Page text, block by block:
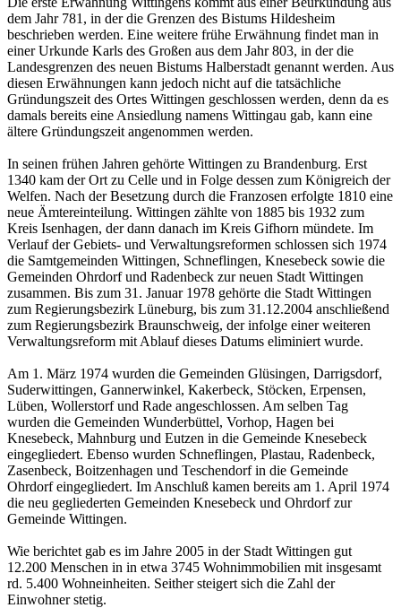
dem Jahr 781, in der die Grenzen des Bistums Hildesheim
beschrieben werden. Eine weitere frühe Erwähnung findet man in
einer Urkunde Karls des Großen aus dem Jahr 803, in der die
Landesgrenzen des neuen Bistums Halberstadt genannt werden. Aus
diesen Erwähnungen kann jedoch nicht auf die tatsächliche
Gründungszeit des Ortes Wittingen geschlossen werden, denn da es
damals bereits eine Ansiedlung namens Wittingau gab, kann eine
ältere Gründungszeit angenommen werden.
In seinen frühen Jahren gehörte Wittingen zu Brandenburg. Erst
1340 kam der Ort zu Celle und in Folge dessen zum Königreich der
Welfen. Nach der Besetzung durch die Franzosen erfolgte 1810 eine
neue Ämtereinteilung. Wittingen zählte von 1885 bis 1932 zum
Kreis Isenhagen, der dann danach im Kreis Gifhorn mündete. Im
Verlauf der Gebiets- und Verwaltungsreformen schlossen sich 1974
die Samtgemeinden Wittingen, Schneflingen, Knesebeck sowie die
Gemeinden Ohrdorf und Radenbeck zur neuen Stadt Wittingen
zusammen. Bis zum 31. Januar 1978 gehörte die Stadt Wittingen
zum Regierungsbezirk Lüneburg, bis zum 31.12.2004 anschließend
zum Regierungsbezirk Braunschweig, der infolge einer weiteren
Verwaltungsreform mit Ablauf dieses Datums eliminiert wurde.
Am 1. März 1974 wurden die Gemeinden Glüsingen, Darrigsdorf,
Suderwittingen, Gannerwinkel, Kakerbeck, Stöcken, Erpensen,
Lüben, Wollerstorf und Rade angeschlossen. Am selben Tag
wurden die Gemeinden Wunderbüttel, Vorhop, Hagen bei
Knesebeck, Mahnburg und Eutzen in die Gemeinde Knesebeck
eingegliedert. Ebenso wurden Schneflingen, Plastau, Radenbeck,
Zasenbeck, Boitzenhagen und Teschendorf in die Gemeinde
Ohrdorf eingegliedert. Im Anschluß kamen bereits am 1. April 1974
die neu gegliederten Gemeinden Knesebeck und Ohrdorf zur
Gemeinde Wittingen.
Wie berichtet gab es im Jahre 2005 in der Stadt Wittingen gut
12.200 Menschen in in etwa 3745 Wohnimmobilien mit insgesamt
rd. 5.400 Wohneinheiten. Seither steigert sich die Zahl der
Einwohner stetig.